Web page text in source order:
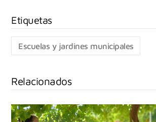
Escuelas y jardines municipales
Relacionados